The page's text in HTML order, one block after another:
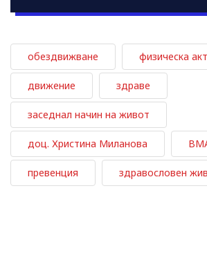
обездвижване физическа
движение здраве
заседнал начин на живот
доц. Христина Миланова
превенция здравословен